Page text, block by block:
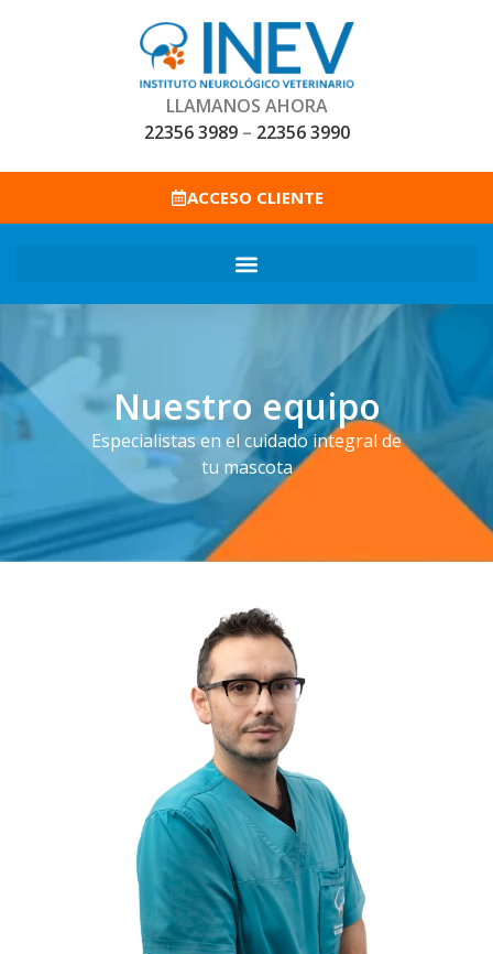
LLAMANOS AHORA
22356 3989– 22356 3990
ACCESO CLIENTE
Nuestro equipo
Especialistas en el cuidado integral de
tu mascota